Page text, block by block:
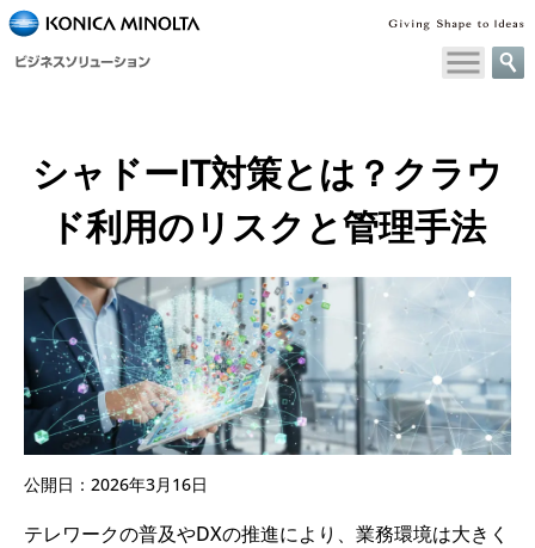
シャドーIT対策とは？クラウ
ド利用のリスクと管理手法
公開日：2026年3月16日
テレワークの普及やDXの推進により、業務環境は大きく